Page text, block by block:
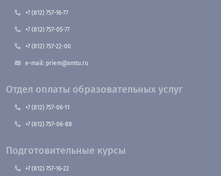
+7 (812) 757-16-77
+7 (812) 757-05-77
+7 (812) 757-22-00
e-mail: priem@smtu.ru
Отдел оплаты образовательных услуг
+7 (812) 757-06-11
+7 (812) 757-06-88
Подготовительные курсы
+7 (812) 757-16-22